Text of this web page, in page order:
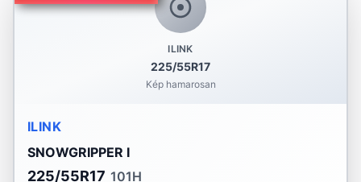
ILINK
225/55R17
Kép hamarosan
ILINK
SNOWGRIPPER I
225/55R17 101H